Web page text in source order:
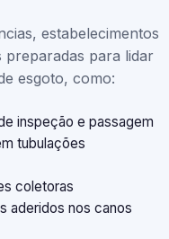
estabelecimentos
preparadas para lidar
esgoto, como:
inspeção e passagem
tubulações
coletoras
aderidos nos canos